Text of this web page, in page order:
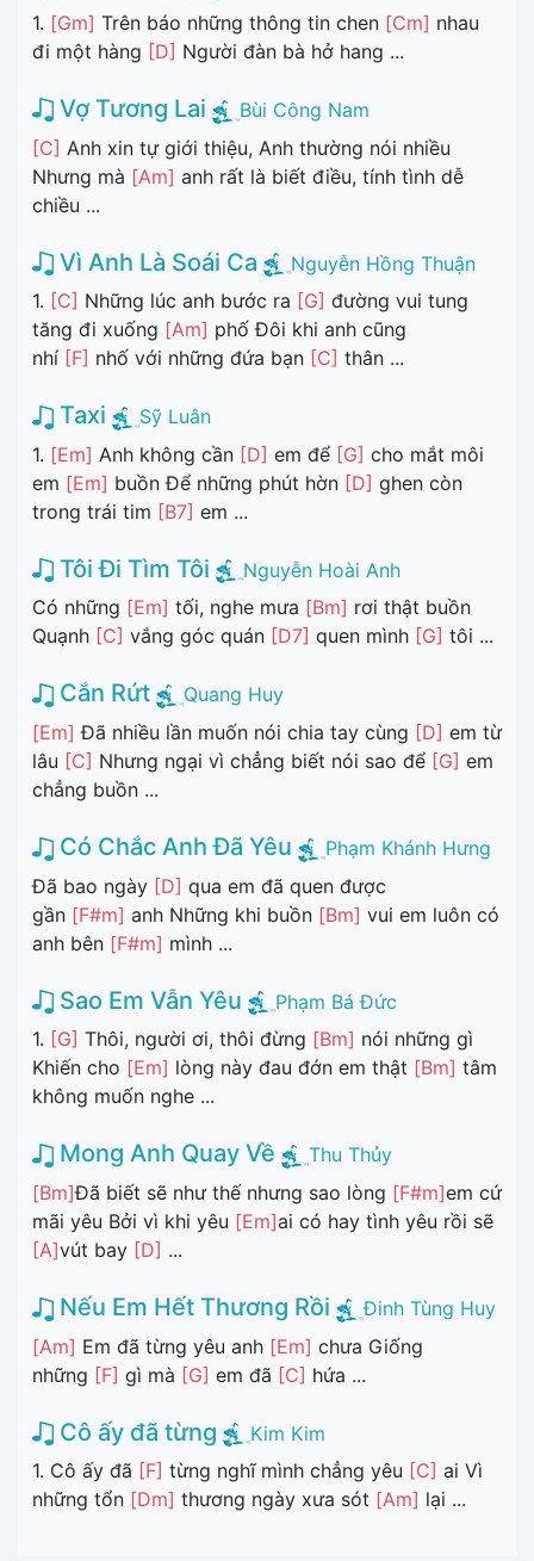
1. [Gm] Trên báo những thông tin chen [Cm] nhau
đi một hàng [D] Người đàn bà hở hang ...
Vợ Tương Lai
Bùi Công Nam
[C] Anh xin tự giới thiệu, Anh thường nói nhiều
Nhưng mà [Am] anh rất là biết điều, tính tình dễ
chiều ...
Vì Anh Là Soái Ca
Nguyễn Hồng Thuận
1. [C] Những lúc anh bước ra [G] đường vui tung
tăng đi xuống [Am] phố Đôi khi anh cũng
nhí [F] nhố với những đứa bạn [C] thân ...
Taxi
Sỹ Luân
1. [Em] Anh không cần [D] em để [G] cho mắt môi
em [Em] buồn Để những phút hờn [D] ghen còn
trong trái tim [B7] em ...
Tôi Đi Tìm Tôi
Nguyễn Hoài Anh
Có những [Em] tối, nghe mưa [Bm] rơi thật buồn
Quạnh [C] vắng góc quán [D7] quen mình [G] tôi ...
Cắn Rứt
Quang Huy
[Em] Đã nhiều lần muốn nói chia tay cùng [D] em từ
lâu [C] Nhưng ngại vì chẳng biết nói sao để [G] em
chẳng buồn ...
Có Chắc Anh Đã Yêu
Phạm Khánh Hưng
Đã bao ngày [D] qua em đã quen được
gần [F#m] anh Những khi buồn [Bm] vui em luôn có
anh bên [F#m] mình ...
Sao Em Vẫn Yêu
Phạm Bá Đức
1. [G] Thôi, người ơi, thôi đừng [Bm] nói những gì
Khiến cho [Em] lòng này đau đớn em thật [Bm] tâm
không muốn nghe ...
Mong Anh Quay Về
Thu Thủy
[Bm]Đã biết sẽ như thế nhưng sao lòng [F#m]em cứ
mãi yêu Bởi vì khi yêu [Em]ai có hay tình yêu rồi sẽ
[A]vút bay [D] ...
Nếu Em Hết Thương Rồi
Đinh Tùng Huy
[Am] Em đã từng yêu anh [Em] chưa Giống
những [F] gì mà [G] em đã [C] hứa ...
Cô ấy đã từng
Kim Kim
1. Cô ấy đã [F] từng nghĩ mình chẳng yêu [C] ai Vì
những tổn [Dm] thương ngày xưa sót [Am] lại ...